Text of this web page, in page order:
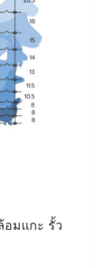
อมแกะ รั้ว